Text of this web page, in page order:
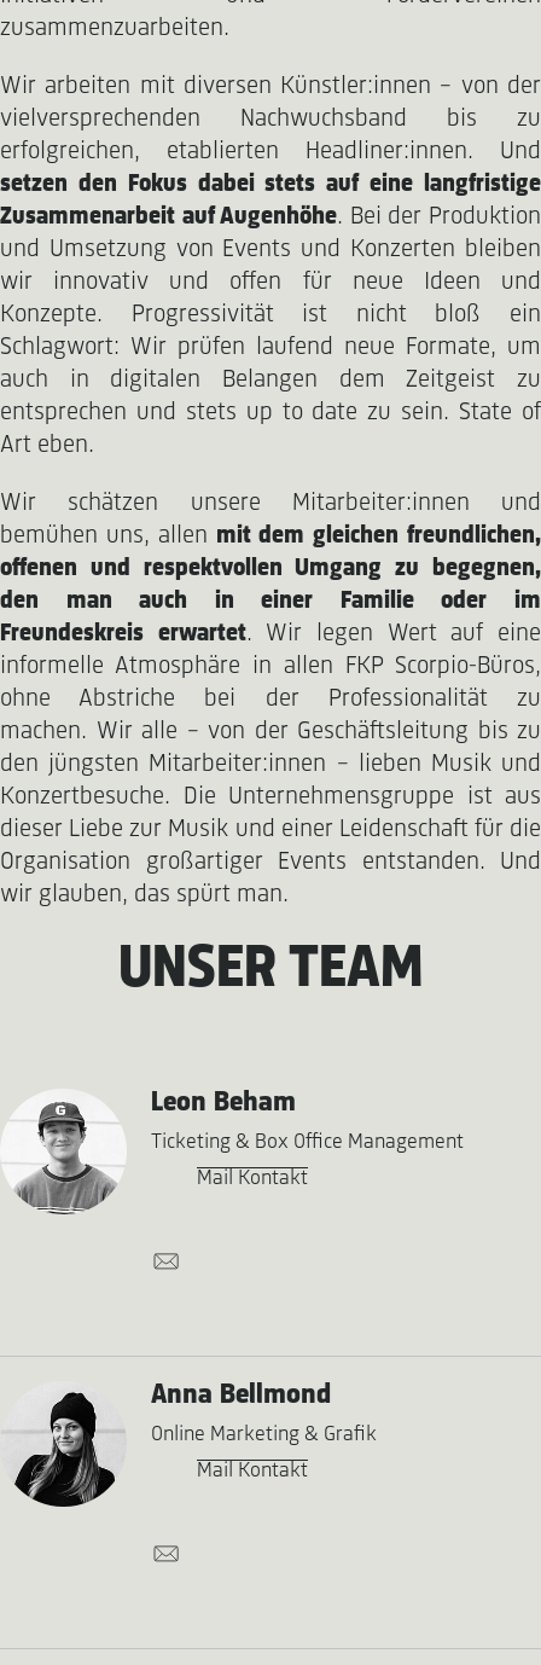
zusammenzuarbeiten.
Wir arbeiten mit diversen Künstler:innen – von der
vielversprechenden Nachwuchsband bis zu
erfolgreichen, etablierten Headliner:innen. Und
setzen den Fokus dabei stets auf eine langfristige
Zusammenarbeit auf Augenhöhe. Bei der Produktion
und Umsetzung von Events und Konzerten bleiben
wir innovativ und offen für neue Ideen und
Konzepte. Progressivität ist nicht bloß ein
Schlagwort: Wir prüfen laufend neue Formate, um
auch in digitalen Belangen dem Zeitgeist zu
entsprechen und stets up to date zu sein. State of
Art eben.
Wir schätzen unsere Mitarbeiter:innen und
bemühen uns, allen mit dem gleichen freundlichen,
offenen und respektvollen Umgang zu begegnen,
den man auch in einer Familie oder im
Freundeskreis erwartet. Wir legen Wert auf eine
informelle Atmosphäre in allen FKP Scorpio-Büros,
ohne Abstriche bei der Professionalität zu
machen. Wir alle – von der Geschäftsleitung bis zu
den jüngsten Mitarbeiter:innen – lieben Musik und
Konzertbesuche. Die Unternehmensgruppe ist aus
dieser Liebe zur Musik und einer Leidenschaft für die
Organisation großartiger Events entstanden. Und
wir glauben, das spürt man.
UNSER TEAM
Leon Beham
Ticketing & Box Office Management
Mail Kontakt
Anna Bellmond
Online Marketing & Grafik
Mail Kontakt